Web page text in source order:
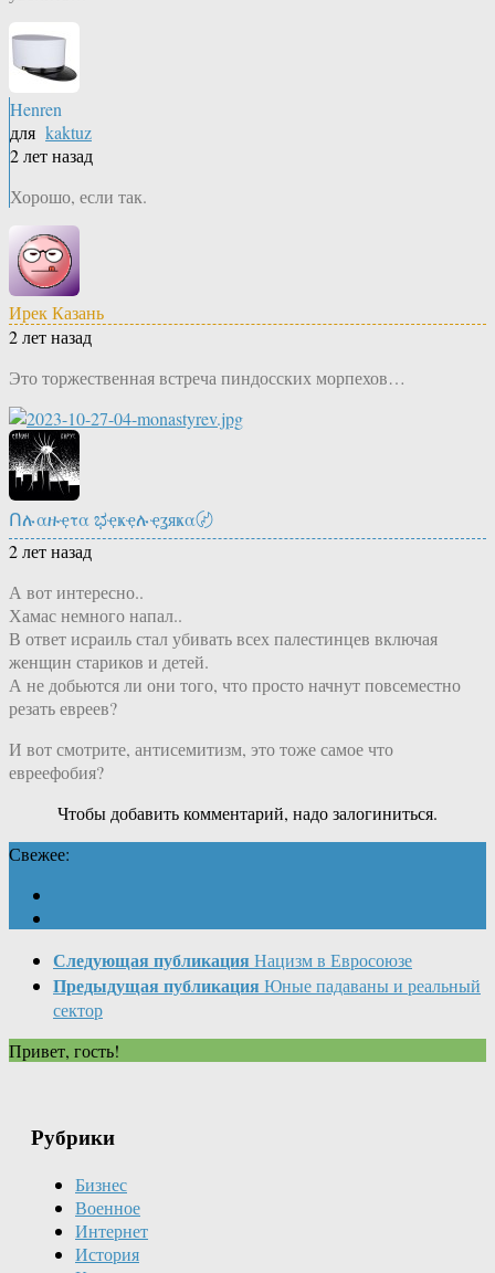
Henren
для kaktuz
2 лет назад
Хорошо, если так.
Ирек Казань
2 лет назад
Это торжественная встреча пиндосских морпехов…
Ոሉαዙҿτα ಭҿҝҿሉҿʓяҝα〄
2 лет назад
А вот интересно..
Хамас немного напал..
В ответ исраиль стал убивать всех палестинцев включая
женщин стариков и детей.
А не добьются ли они того, что просто начнут повсеместно
резать евреев?
И вот смотрите, антисемитизм, это тоже самое что
евреефобия?
Чтобы добавить комментарий, надо залогиниться.
Свежее:
Следующая публикация Нацизм в Евросоюзе
Предыдущая публикация Юные падаваны и реальный
сектор
Привет, гость!
Рубрики
Бизнес
Военное
Интернет
История